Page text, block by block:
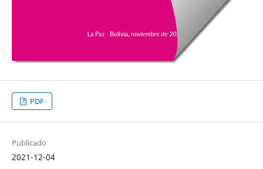
PDF
Publicado
2021-12-04